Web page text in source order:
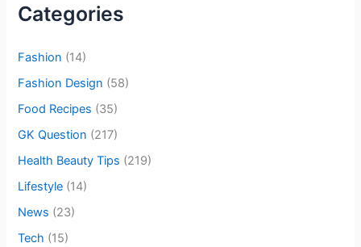
h
r
:
Categories
Fashion (14)
Fashion Design (58)
Food Recipes (35)
GK Question (217)
Health Beauty Tips (219)
Lifestyle (14)
News (23)
Tech (15)